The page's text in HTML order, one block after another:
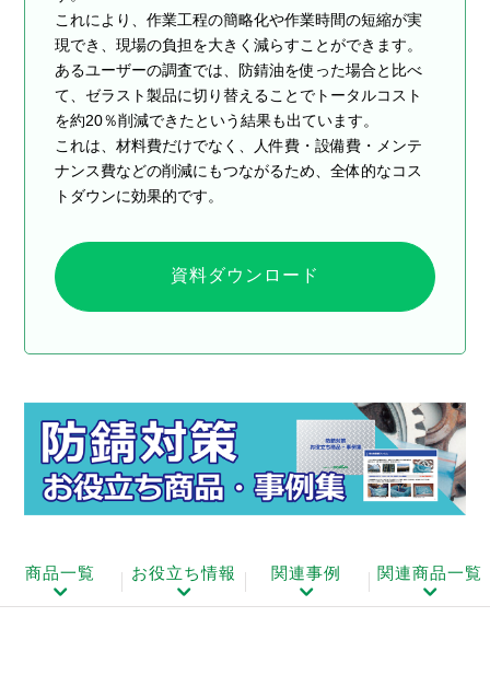
これにより、作業工程の簡略化や作業時間の短縮が実
現でき、現場の負担を大きく減らすことができます。
あるユーザーの調査では、防錆油を使った場合と比べ
て、ゼラスト製品に切り替えることでトータルコスト
を約20％削減できたという結果も出ています。
これは、材料費だけでなく、人件費・設備費・メンテ
ナンス費などの削減にもつながるため、全体的なコス
トダウンに効果的です。
資料ダウンロード
商品一覧 お役立ち情報 関連事例 関連商品一覧